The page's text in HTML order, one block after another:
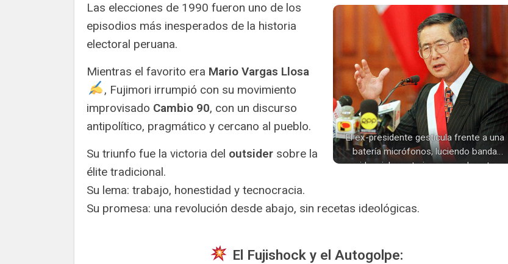
El ex-presidente gesticula frente a una
batería micrófonos, luciendo banda
presidencial y un traje a rayas durante un
Las elecciones de 1990 fueron uno de los
episodios más inesperados de la historia
electoral peruana.
Mientras el favorito era Mario Vargas Llosa
️, Fujimori irrumpió con su movimiento
improvisado Cambio 90, con un discurso
antipolítico, pragmático y cercano al pueblo.
Su triunfo fue la victoria del outsider sobre la
élite tradicional.
Su lema: trabajo, honestidad y tecnocracia.
Su promesa: una revolución desde abajo, sin recetas ideológicas.
El Fujishock y el Autogolpe: